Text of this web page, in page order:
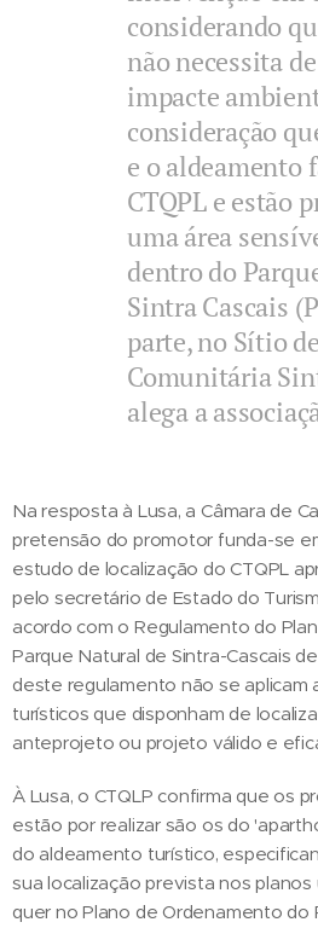
considerando
não necessita
impacte
consideração
e o aldeamento
CTQPL e estão
uma área
dentro do
Sintra Cascais
parte, no Sítio
Comunitária
alega a
Na resposta à Lusa, a Câmara de
pretensão do promotor funda-se
estudo de localização do CTQPL
pelo secretário de Estado do
acordo com o Regulamento do
Parque Natural de Sintra-Cascais
deste regulamento não se aplicam
turísticos que disponham de
anteprojeto ou projeto válido e
À Lusa, o CTQLP confirma que os
estão por realizar são os do
do aldeamento turístico,
sua localização prevista nos
quer no Plano de Ordenamento do